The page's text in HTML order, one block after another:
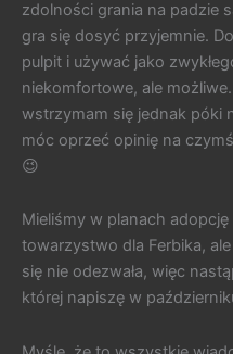
zdolności grania na padzie
gra się dosyć przyjemnie.
pulpit i używać jako
niekomfortowe, ale
wstrzymam się jednak póki
móc oprzeć opinię na
😉
Mieliśmy w planach
towarzystwo dla Ferbika,
się nie odezwała, więc
której napiszę w